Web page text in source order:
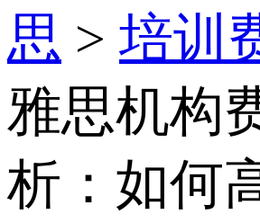
思 >培训
雅思机构
析：如何